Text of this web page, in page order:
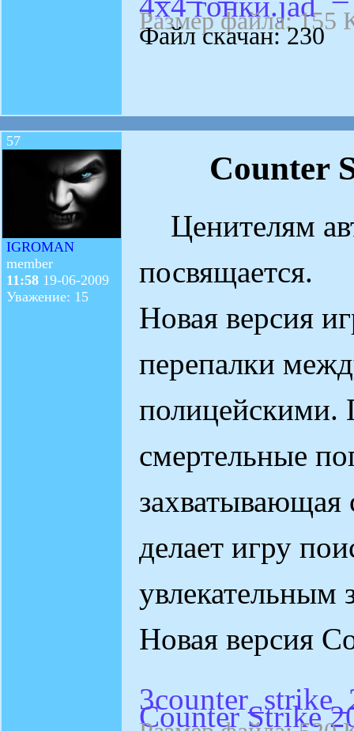
Размер файла: 155
Файл скачан: 230
57
IGROMAN
member
11:58 19-06-2009
Уважение: 15
Counter
Ценителям
посвящается.
Новая версия
перепалки
полицейскими.
смертельные
делает игру
увлекательным
Новая версия
Counter Strike